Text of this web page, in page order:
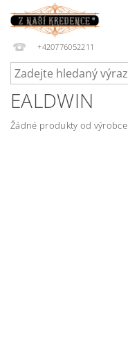
+420776052211
EALDWIN
Žádné produkty od výrobce